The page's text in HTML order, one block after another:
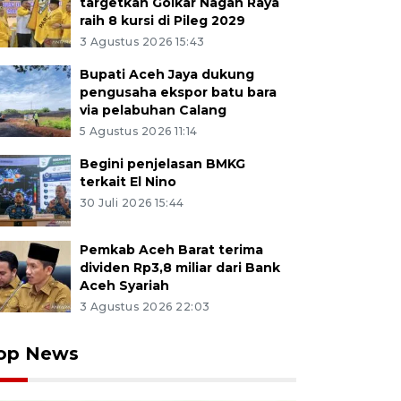
raih 8 kursi di Pileg 2029
3 Agustus 2026 15:43
Bupati Aceh Jaya dukung
pengusaha ekspor batu bara
via pelabuhan Calang
5 Agustus 2026 11:14
Begini penjelasan BMKG
terkait El Nino
30 Juli 2026 15:44
Pemkab Aceh Barat terima
dividen Rp3,8 miliar dari Bank
Aceh Syariah
3 Agustus 2026 22:03
News